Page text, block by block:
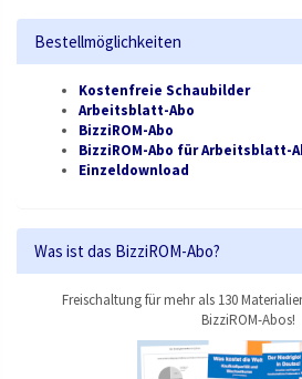
Bestellmöglichkeiten
Kostenfreie Schaubilder
Arbeitsblatt-Abo
BizziROM-Abo
BizziROM-Abo für Arbeitsblatt-
Einzeldownload
Was ist das BizziROM-Abo?
Freischaltung für mehr als 130
BizziROM-Abos!